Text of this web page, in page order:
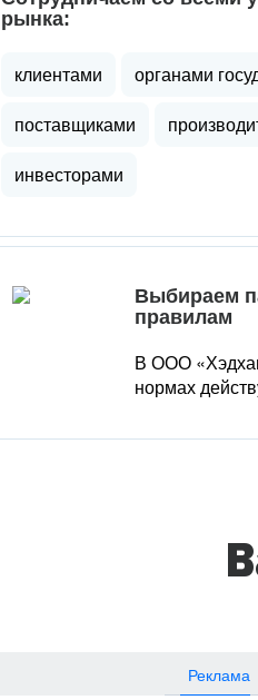
рынка:
клиентами
органами
поставщиками
инвесторами
Выбираем
правилам
В ООО
нормах
Реклама